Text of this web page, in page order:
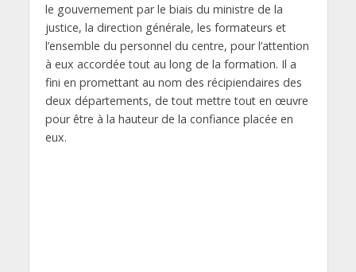
le gouvernement par le biais du ministre de la
justice, la direction générale, les formateurs et
l’ensemble du personnel du centre, pour l’attention
à eux accordée tout au long de la formation. Il a
fini en promettant au nom des récipiendaires des
deux départements, de tout mettre tout en œuvre
pour être à la hauteur de la confiance placée en
eux.